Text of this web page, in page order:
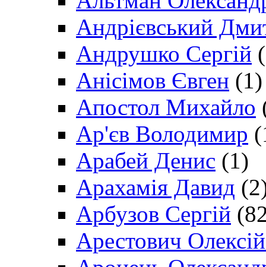
Андрієвський
Андрушко Сергій
Анісімов Євген (1)
Апостол Михайло
Ар'єв Володимир
Арабей Денис (1)
Арахамія Давид
Арбузов Сергій
Арестович